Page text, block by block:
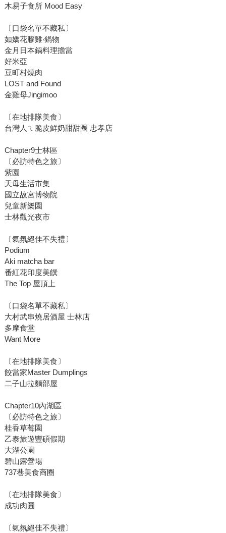
木易子食所 Mood Easy
〔口袋名單不藏私〕
如嬌花膠雞‧鍋物
金月日本鍋料理擔當
好米亞
豆町村燒肉
LOST and Found
金雞母Jingimoo
〔在地排隊美食〕
台灣人ㄟ脆皮鮮奶甜甜圈 忠孝店
Chapter9士林區
〔必訪特色之旅〕
紫園
天母生活市集
國立故宮博物院
兒童新樂園
士林觀光夜市
〔氣氛絕佳不失禮〕
Podium
Aki matcha bar
番紅花印度美饌
The Top 屋頂上
〔口袋名單不藏私〕
大村武串燒居酒屋 士林店
多摩食堂
Want More
〔在地排隊美食〕
餃當家Master Dumplings
二子山拉麵部屋
Chapter10內湖區
〔必訪特色之旅〕
桂香草莓園
乙泰旅遊豐碩假期
大湖公園
碧山露營場
737巷美食商圈
〔在地排隊美食〕
成功肉圓
〔氣氛絕佳不失禮〕